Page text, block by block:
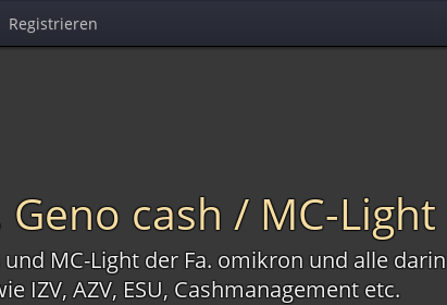
Registrieren
cash / MC-Light
MC-Light der Fa. omikron und alle darin
IZV, AZV, ESU, Cashmanagement etc.